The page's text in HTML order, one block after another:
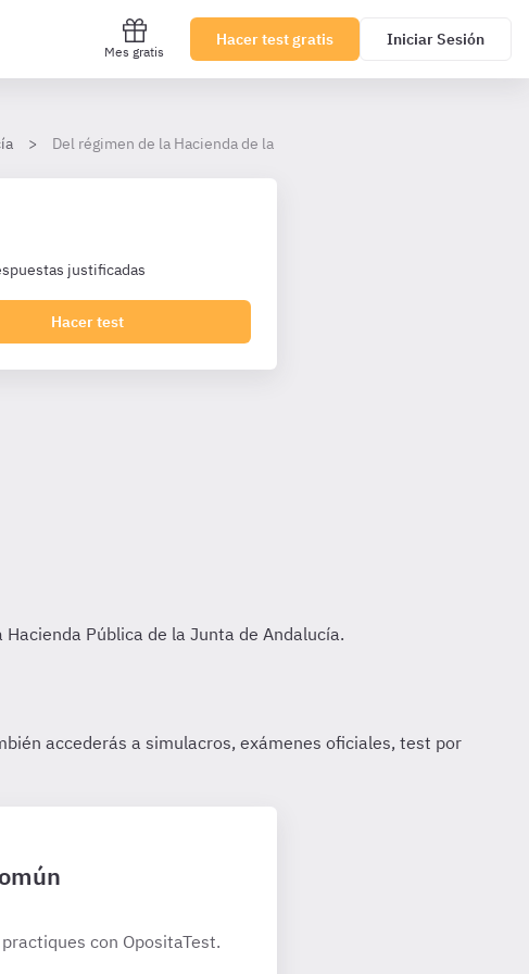
Mes gratis
Hacer test gratis Iniciar Sesión
Del régimen de la Hacienda de la Junta de Andalucía
justificadas
Hacer test
con OpositaTest.